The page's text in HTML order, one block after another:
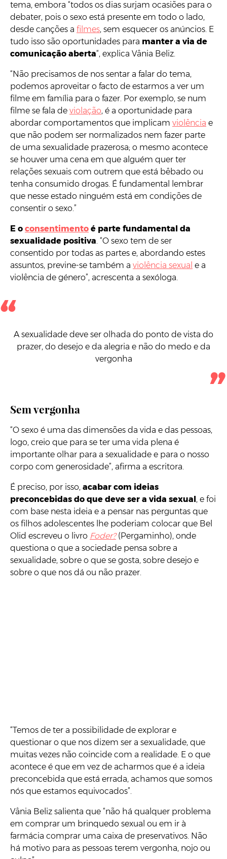
tema, embora “todos os dias surjam ocasiões para o
debater, pois o sexo está presente em todo o lado,
desde canções a filmes, sem esquecer os anúncios. E
tudo isso são oportunidades para manter a via de
comunicação aberta“, explica Vânia Beliz.
“Não precisamos de nos sentar a falar do tema,
podemos aproveitar o facto de estarmos a ver um
filme em família para o fazer. Por exemplo, se num
filme se fala de violação, é a oportunidade para
abordar comportamentos que implicam violência e
que não podem ser normalizados nem fazer parte
de uma sexualidade prazerosa; o mesmo acontece
se houver uma cena em que alguém quer ter
relações sexuais com outrem que está bêbado ou
tenha consumido drogas. É fundamental lembrar
que nesse estado ninguém está em condições de
consentir o sexo.”
E o consentimento é parte fundamental da
sexualidade positiva . “O sexo tem de ser
consentido por todas as partes e, abordando estes
assuntos, previne-se também a violência sexual e a
violência de género”, acrescenta a sexóloga.
A sexualidade deve ser olhada do ponto de vista do
prazer, do desejo e da alegria e não do medo e da
vergonha
Sem vergonha
“O sexo é uma das dimensões da vida e das pessoas,
logo, creio que para se ter uma vida plena é
importante olhar para a sexualidade e para o nosso
corpo com generosidade”, afirma a escritora.
É preciso, por isso, acabar com ideias
preconcebidas do que deve ser a vida sexual, e foi
com base nesta ideia e a pensar nas perguntas que
os filhos adolescentes lhe poderiam colocar que Bel
Olid escreveu o livro Foder?(Pergaminho), onde
questiona o que a sociedade pensa sobre a
sexualidade, sobre o que se gosta, sobre desejo e
sobre o que nos dá ou não prazer.
“Temos de ter a possibilidade de explorar e
questionar o que nos dizem ser a sexualidade, que
muitas vezes não coincide com a realidade. E o que
acontece é que em vez de acharmos que é a ideia
preconcebida que está errada, achamos que somos
nós que estamos equivocados”.
Vânia Beliz salienta que “não há qualquer problema
em comprar um brinquedo sexual ou em ir à
farmácia comprar uma caixa de preservativos. Não
há motivo para as pessoas terem vergonha, nojo ou